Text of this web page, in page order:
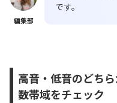
編集部
です。
高音・低音のどち
数帯域をチェック